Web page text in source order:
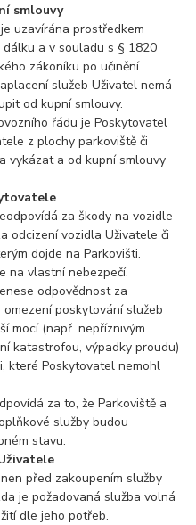
smlouvy
uzavírána prostředkem
dálku a v souladu s § 1820
zákoníku po učinění
služeb Uživatel nemá
od kupní smlouvy.
řádu je Poskytovatel
z plochy parkoviště či
vykázat a od kupní smlouvy
za škody na vozidle
odcizení vozidla Uživatele či
dojde na Parkovišti.
na vlastní nebezpečí.
odpovědnost za
poskytování služeb
mocí (např. nepříznivým
katastrofou, výpadky proudu)
které Poskytovatel nemohl
za to, že Parkoviště a
služby budou
stavu.
před zakoupením služby
je požadovaná služba volná
dle jeho potřeb.